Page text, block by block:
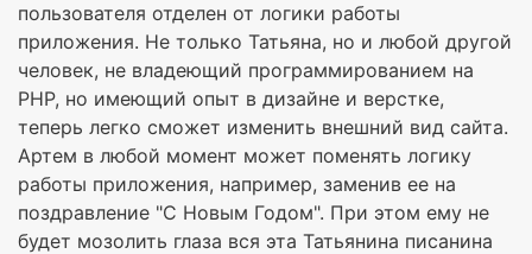
пользователя отделен от логики работы
приложения. Не только Татьяна, но и любой другой
человек, не владеющий программированием на
PHP, но имеющий опыт в дизайне и верстке,
теперь легко сможет изменить внешний вид сайта.
Артем в любой момент может поменять логику
работы приложения, например, заменив ее на
поздравление "С Новым Годом". При этом ему не
будет мозолить глаза вся эта Татьянина писанина